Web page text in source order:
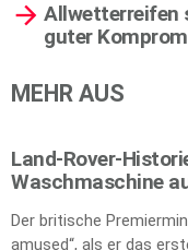
Allwetterreifen
guter
MEHR AUS
Land-Rover-
Waschmaschine
Der britische
amused“, als er das